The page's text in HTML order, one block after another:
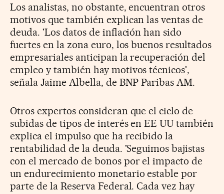
Los analistas, no obstante, encuentran otros
motivos que también explican las ventas de
deuda. 'Los datos de inflación han sido
fuertes en la zona euro, los buenos resultados
empresariales anticipan la recuperación del
empleo y también hay motivos técnicos',
señala Jaime Albella, de BNP Paribas AM.
Otros expertos consideran que el ciclo de
subidas de tipos de interés en EE UU también
explica el impulso que ha recibido la
rentabilidad de la deuda. 'Seguimos bajistas
con el mercado de bonos por el impacto de
un endurecimiento monetario estable por
parte de la Reserva Federal. Cada vez hay